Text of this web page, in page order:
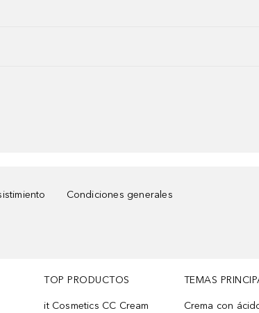
Condiciones generales
TOP PRODUCTOS
it Cosmetics CC Cream
TEMAS
Crema con